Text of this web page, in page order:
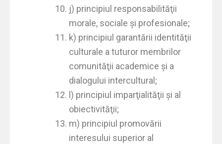
j) principiul responsabilităţii
morale, sociale şi profesionale;
k) principiul garantării identităţii
culturale a tuturor membrilor
comunităţii academice şi a
dialogului intercultural;
l) principiul imparţialităţii şi al
obiectivităţii;
m) principiul promovării
interesului superior al